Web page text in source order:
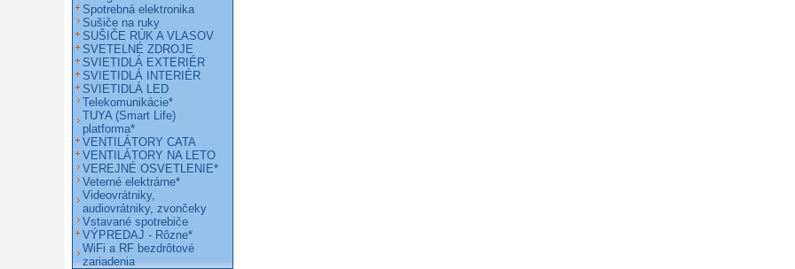
Spotrebná elektronika
Sušiče na ruky
SUŠIČE RÚK A VLASOV
SVETELNÉ ZDROJE
SVIETIDLÁ EXTERIÉR
SVIETIDLÁ INTERIÉR
SVIETIDLÁ LED
Telekomunikácie*
TUYA (Smart Life)
platforma*
VENTILÁTORY CATA
VENTILÁTORY NA LETO
VEREJNÉ OSVETLENIE*
Veterné elektrárne*
Videovrátniky,
audiovrátniky, zvončeky
Vstavané spotrebiče
VÝPREDAJ - Rôzne*
WiFi a RF bezdrôtové
zariadenia